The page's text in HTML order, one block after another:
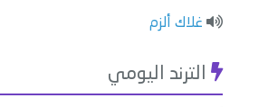
غلاك ألزم
الترند اليومي